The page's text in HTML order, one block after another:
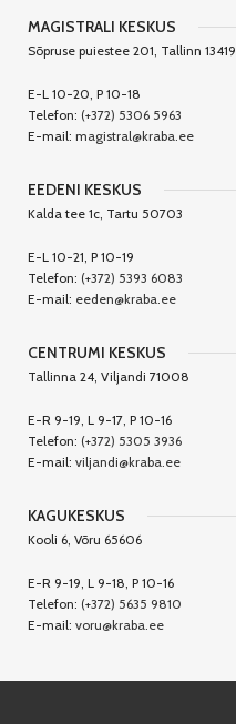
MAGISTRALI KESKUS
Sõpruse puiestee 201, Tallinn 13419
E-L 10-20, P 10-18
Telefon: (+372) 5306 5963
E-mail: magistral@kraba.ee
EEDENI KESKUS
Kalda tee 1c, Tartu 50703
E-L 10-21, P 10-19
Telefon: (+372) 5393 6083
E-mail: eeden@kraba.ee
CENTRUMI KESKUS
Tallinna 24, Viljandi 71008
E-R 9-19, L 9-17, P 10-16
Telefon: (+372) 5305 3936
E-mail: viljandi@kraba.ee
KAGUKESKUS
Kooli 6, Võru 65606
E-R 9-19, L 9-18, P 10-16
Telefon: (+372) 5635 9810
E-mail: voru@kraba.ee